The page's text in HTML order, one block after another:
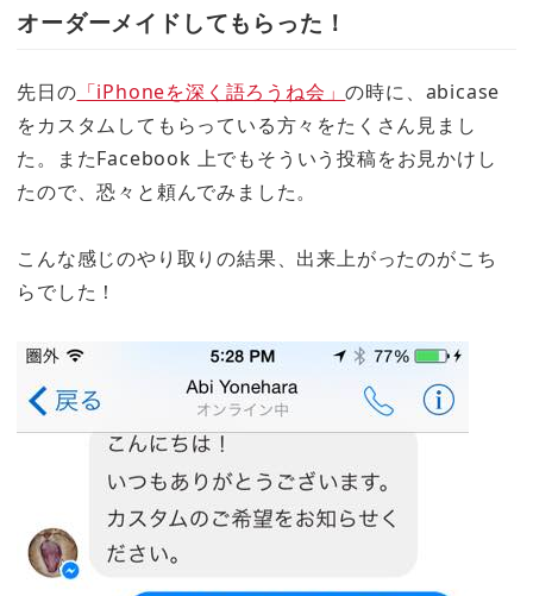
オーダーメイドしてもらった！
先日の 「iPhoneを深く語ろうね会」の時に、abicase
をカスタムしてもらっている方々をたくさん見まし
た。またFacebook 上でもそういう投稿をお見かけし
たので、恐々と頼んでみました。
こんな感じのやり取りの結果、出来上がったのがこち
らでした！